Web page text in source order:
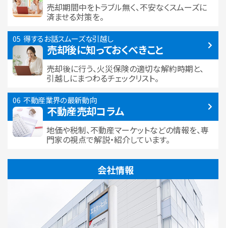
売却期間中をトラブル無く、不安なくスムーズに
済ませる対策を。
得するお話スムーズな引越し
売却後に知っておくべきこと
売却後に行う、火災保険の適切な解約時期と、
引越しにまつわるチェックリスト。
不動産業界の最新動向
不動産売却コラム
地価や税制、不動産マーケットなどの情報を、専
門家の視点で解説・紹介しています。
会社情報